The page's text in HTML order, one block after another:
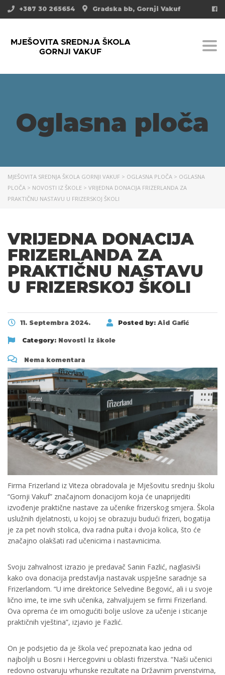
Gradska bb, Gornji Vakuf
+387 30 265654
Oglasna ploča
MJEŠOVITA SREDNJA ŠKOLA GORNJI VAKUF > OGLASNA PLOČA > OGLASNA
PLOČA > NOVOSTI IZ ŠKOLE > VRIJEDNA DONACIJA FRIZERLANDA ZA
PRAKTIČNU NASTAVU U FRIZERSKOJ ŠKOLI
VRIJEDNA DONACIJA
FRIZERLANDA ZA
PRAKTIČNU NASTAVU
U FRIZERSKOJ ŠKOLI
11. Septembra 2024. Posted by: Aid Gafić
Category: Novosti iz škole
Nema komentara
Firma Frizerland iz Viteza obradovala je Mješovitu srednju školu
“Gornji Vakuf” značajnom donacijom koja će unaprijediti
izvođenje praktične nastave za učenike frizerskog smjera. Škola
uslužnih djelatnosti, u kojoj se obrazuju budući frizeri, bogatija
je za pet novih stolica, dva radna pulta i dvoja kolica, što će
značajno olakšati rad učenicima i nastavnicima.
Svoju zahvalnost izrazio je predavač Sanin Fazlić, naglasivši
kako ova donacija predstavlja nastavak uspješne saradnje sa
Frizerlandom. “U ime direktorice Selvedine Begović, ali i u svoje
lično ime, te ime svih učenika, zahvaljujem se firmi Frizerland.
Ova oprema će im omogućiti bolje uslove za učenje i sticanje
praktičnih vještina”, izjavio je Fazlić.
On je podsjetio da je škola već prepoznata kao jedna od
najboljih u Bosni i Hercegovini u oblasti frizerstva. “Naši učenici
redovno ostvaruju vrhunske rezultate na Državnim prvenstvima,